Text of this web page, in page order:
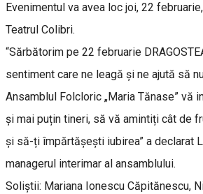
Evenimentul va avea loc joi, 22
Teatrul Colibri.
“Sărbătorim pe 22 februarie
sentiment care ne leagă și ne ajută să
Ansamblul Folcloric „Maria Tănase” vă
și mai puțin tineri, să vă amintiți cât de
și să-ți împărtășești iubirea” a declarat
managerul interimar al ansamblului.
Soliștii: Mariana Ionescu Căpitănescu,